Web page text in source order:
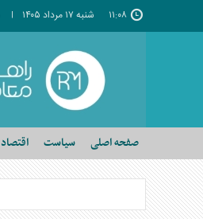
۱۱:۰۸ شنبه ۱۷ مرداد ۱۴۰۵
صفحه اصلی سیاست اقتصاد